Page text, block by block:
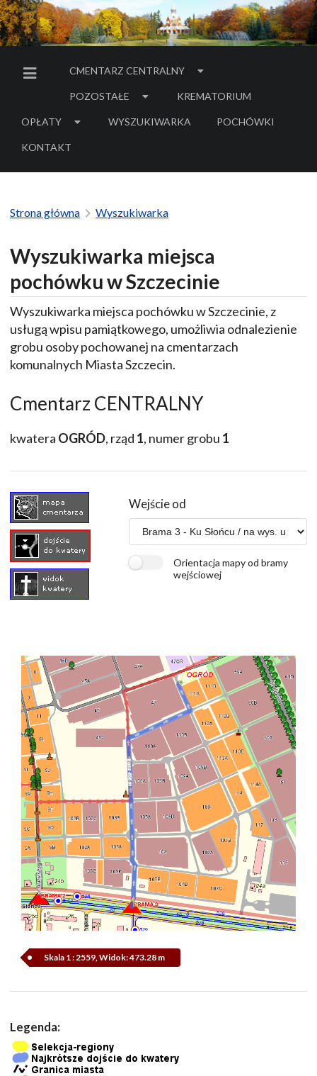
MENU BOCZNE
CMENTARZ CENTRALNY
POZOSTAŁE KREMATORIUM
OPŁATY WYSZUKIWARKA POCHÓWKI
- LINK DO SERWISU
KONTAKT
Strona główna Wyszukiwarka
Wyszukiwarka miejsca
pochówku w Szczecinie
Wyszukiwarka miejsca pochówku w Szczecinie, z
usługą wpisu pamiątkowego, umożliwia odnalezienie
grobu osoby pochowanej na cmentarzach
komunalnych Miasta Szczecin.
Cmentarz CENTRALNY
kwatera OGRÓD, rząd 1, numer grobu 1
Wejście od
Orientacja mapy od bramy
wejściowej
Skala 1 : 2559, Widok: 473.28 m
Legenda: